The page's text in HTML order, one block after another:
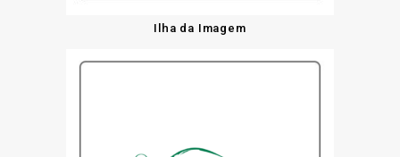
Ilha da Imagem